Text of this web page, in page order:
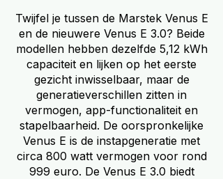
Twijfel je tussen de Marstek Venus E
en de nieuwere Venus E 3.0? Beide
modellen hebben dezelfde 5,12 kWh
capaciteit en lijken op het eerste
gezicht inwisselbaar, maar de
generatieverschillen zitten in
vermogen, app-functionaliteit en
stapelbaarheid. De oorspronkelijke
Venus E is de instapgeneratie met
circa 800 watt vermogen voor rond
999 euro. De Venus E 3.0 biedt